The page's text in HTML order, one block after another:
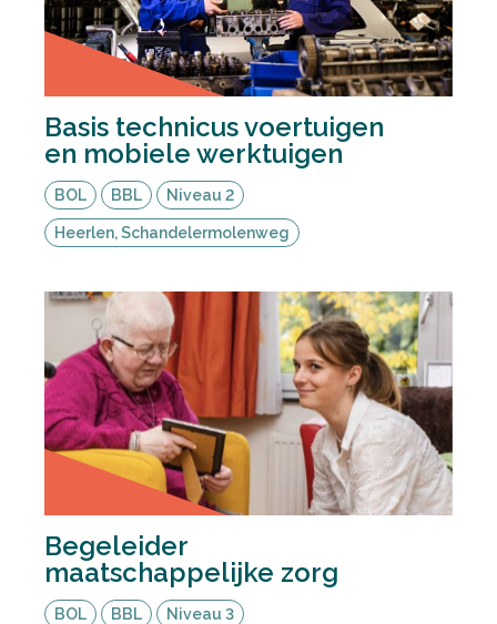
Basis technicus voertuigen
en mobiele werktuigen
BOL BBL Niveau 2
Heerlen, Schandelermolenweg
Begeleider
maatschappelijke zorg
BOL BBL Niveau 3